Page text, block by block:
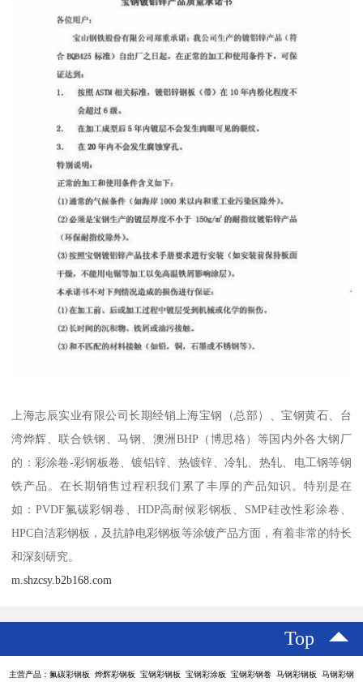
上海志辰实业有限公司长期经销上海宝钢（总部）、宝钢黄石、台
湾烨辉、联合铁钢、马钢、澳洲BHP（博思格）等国内外各大钢厂
的：彩涂卷-彩钢板卷、镀铝锌、热镀锌、冷轧、热轧、电工钢等钢
铁产品。在长期销售过程积我们累了丰厚的产品知识。特别是在
如：PVDF氟碳彩钢卷、HDP高耐候彩钢板、SMP硅改性彩涂卷、
HPC自洁彩钢板，及抗静电彩钢板等涂镀产品方面，有着非常的特长
和深刻研究。
m.shzcsy.b2b168.com
Top
主营产品：氟碳彩钢板 烨辉彩钢板 宝钢彩钢板 宝钢彩涂板 宝钢彩钢卷 马钢彩钢板 马钢彩钢